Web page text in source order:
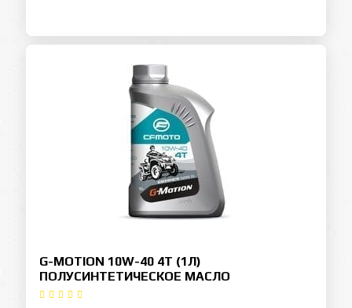
G-MOTION 10W-40 4T (1Л)
ПОЛУСИНТЕТИЧЕСКОЕ МАСЛО